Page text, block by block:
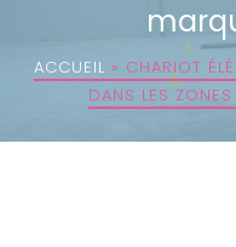
ACCUEIL » CHARIOT
DANS LES